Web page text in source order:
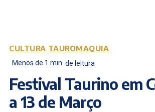
CULTURA TAUROMAQUIA
Menos de 1 min. de leitura
Festival Taurino em
a 13 de Março